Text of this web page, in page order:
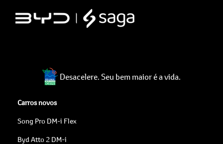
Desacelere. Seu bem maior é a vida.
Carros novos
Song Pro DM-i Flex
Byd Atto 2 DM-i